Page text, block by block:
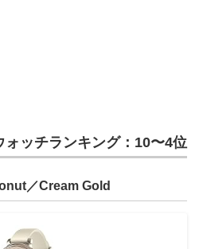
ォッチランキング：10〜4位
／Cream Gold